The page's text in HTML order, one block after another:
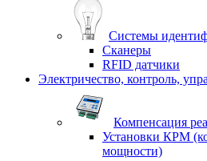
Системы
Сканеры
RFID датчики
Электричество, контроль,
Компенсация
Установки КРМ
мощности)